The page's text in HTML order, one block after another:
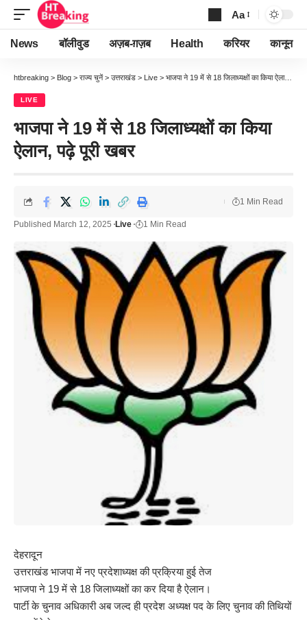
Font
Resizer
Aa
News बॉलीवुड अज़ब-ग़ज़ब Health करियर कानून
htbreaking > Blog > राज्य चुनें > उत्तराखंड > Live > भाजपा ने 19 में से 18 जिलाध्यक्षों का किया ऐलान, पढ़े पूरी खबर
LIVE
भाजपा ने 19 में से 18 जिलाध्यक्षों का किया
ऐलान, पढ़े पूरी खबर
Published March 12, 2025 Live 1 Min Read
1 Min Read
देहरादून
उत्तराखंड भाजपा में नए प्रदेशाध्यक्ष की प्रक्रिया हुई तेज
भाजपा ने 19 में से 18 जिलाध्यक्षों का कर दिया है ऐलान।
पार्टी के चुनाव अधिकारी अब जल्द ही प्रदेश अध्यक्ष पद के लिए चुनाव की तिथियों